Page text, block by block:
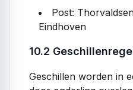
Post:
Eindhoven
10.2
Geschillen worden in